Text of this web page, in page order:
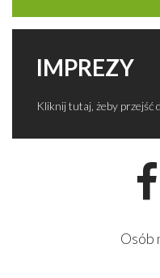
IMPREZY
Kliknij tutaj, żeby przejść
Osób